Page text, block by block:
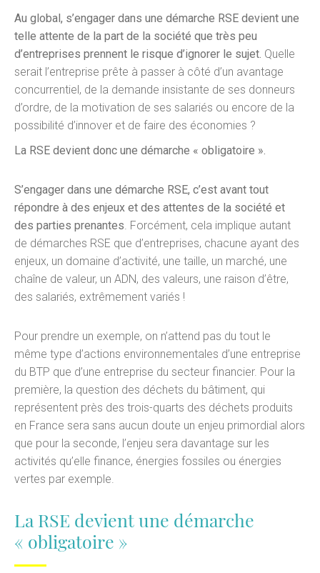
Au global, s’engager dans une démarche RSE devient une
telle attente de la part de la société que très peu
d’entreprises prennent le risque d’ignorer le sujet. Quelle
serait l’entreprise prête à passer à côté d’un avantage
concurrentiel, de la demande insistante de ses donneurs
d’ordre, de la motivation de ses salariés ou encore de la
possibilité d’innover et de faire des économies ?
La RSE devient donc une démarche « obligatoire ».
S’engager dans une démarche RSE, c’est avant tout
répondre à des enjeux et des attentes de la société et
des parties prenantes. Forcément, cela implique autant
de démarches RSE que d’entreprises, chacune ayant des
enjeux, un domaine d’activité, une taille, un marché, une
chaîne de valeur, un ADN, des valeurs, une raison d’être,
des salariés, extrêmement variés !
Pour prendre un exemple, on n’attend pas du tout le
même type d’actions environnementales d’une entreprise
du BTP que d’une entreprise du secteur financier. Pour la
première, la question des déchets du bâtiment, qui
représentent près des trois-quarts des déchets produits
en France sera sans aucun doute un enjeu primordial alors
que pour la seconde, l’enjeu sera davantage sur les
activités qu’elle finance, énergies fossiles ou énergies
vertes par exemple.
La RSE devient une démarche
« obligatoire »